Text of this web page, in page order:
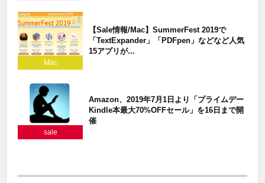
Mac
【Sale情報/Mac】SummerFest 2019で
「TextExpander」「PDFpen」などなど人気
15アプリが...
sale
Amazon、2019年7月1日より「プライムデー
Kindle本最大70%OFFセール」を16日まで開
催